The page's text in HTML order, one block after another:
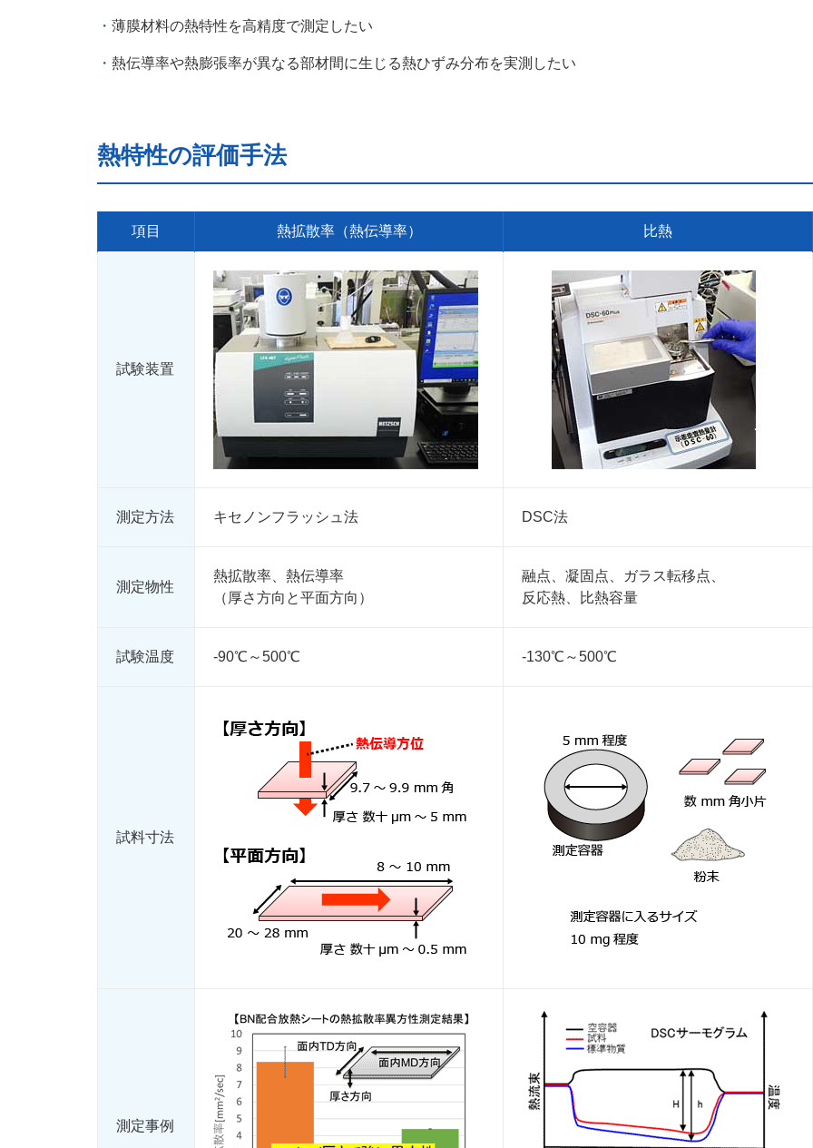
薄膜材料の熱特性を高精度で測定したい
熱伝導率や熱膨張率が異なる部材間に生じる熱ひずみ分布を実測したい
熱特性の評価手法
項目 熱拡散率（熱伝導率） 比熱
試験装置
測定方法 キセノンフラッシュ法 DSC法
測定物性
熱拡散率、熱伝導率
（厚さ方向と平面方向）
融点、凝固点、ガラス転移点、
反応熱、比熱容量
試験温度 -90℃～500℃ -130℃～500℃
試料寸法
測定事例